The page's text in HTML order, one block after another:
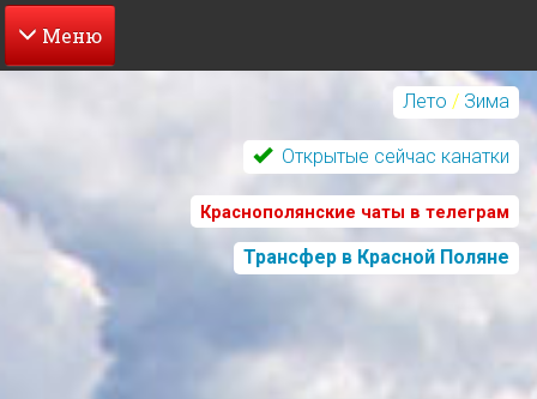
Перейти
содержанию
Лето / Зима
Открытые сейчас канатки
Краснополянские чаты в телеграм
Трансфер в Красной Поляне